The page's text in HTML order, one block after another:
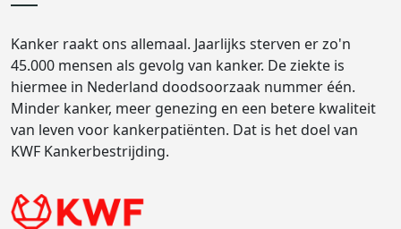
Kanker raakt ons allemaal. Jaarlijks sterven er zo'n
45.000 mensen als gevolg van kanker. De ziekte is
hiermee in Nederland doodsoorzaak nummer één.
Minder kanker, meer genezing en een betere kwaliteit
van leven voor kankerpatiënten. Dat is het doel van
KWF Kankerbestrijding.